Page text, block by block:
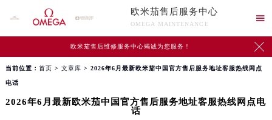
欧米茄售后服务中心
OMEGA MAINTENANCE

欧米茄售后维修服务中心竭诚为您服务！ 
当前位置： 首页 > 文章库 > 2026年6月最新欧米茄中国官方售后服务地址客服热线网点
电话
2026年6月最新欧米茄中国官方售后服务地址客服热线网点电
话